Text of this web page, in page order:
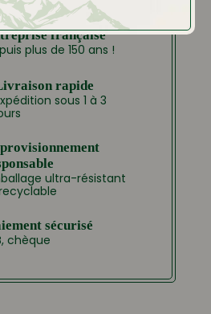
française
plus de 150 ans !
rapide
sous 1 à 3
ultra-résistant
sécurisé
chèque